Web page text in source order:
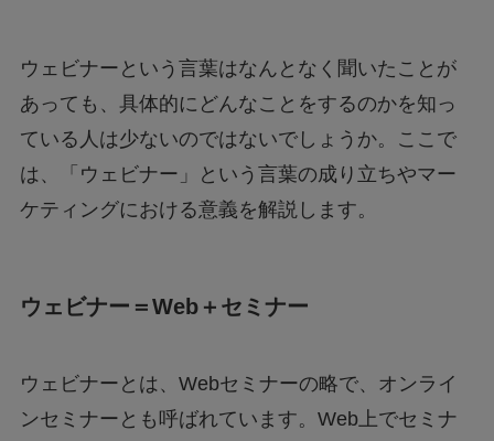
ウェビナーという言葉はなんとなく聞いたことが
あっても、具体的にどんなことをするのかを知っ
ている人は少ないのではないでしょうか。ここで
は、「ウェビナー」という言葉の成り立ちやマー
ケティングにおける意義を解説します。
ウェビナー＝Web＋セミナー
ウェビナーとは、Webセミナーの略で、オンライ
ンセミナーとも呼ばれています。Web上でセミナ